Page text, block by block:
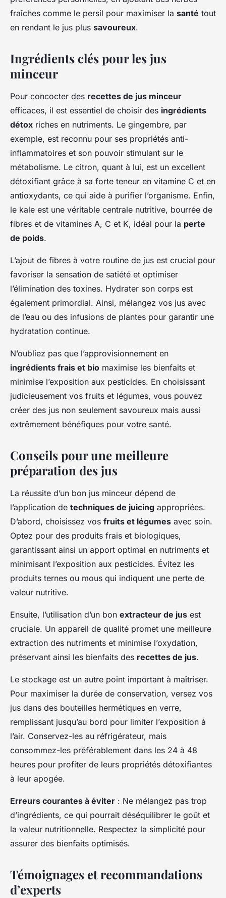
fraîches comme le persil pour maximiser la santé tout
en rendant le jus plus savoureux.
Ingrédients clés pour les jus
minceur
Pour concocter des recettes de jus minceur
efficaces, il est essentiel de choisir des ingrédients
détox riches en nutriments. Le gingembre, par
exemple, est reconnu pour ses propriétés anti-
inflammatoires et son pouvoir stimulant sur le
métabolisme. Le citron, quant à lui, est un excellent
détoxifiant grâce à sa forte teneur en vitamine C et en
antioxydants, ce qui aide à purifier l’organisme. Enfin,
le kale est une véritable centrale nutritive, bourrée de
fibres et de vitamines A, C et K, idéal pour la perte
de poids.
L’ajout de fibres à votre routine de jus est crucial pour
favoriser la sensation de satiété et optimiser
l’élimination des toxines. Hydrater son corps est
également primordial. Ainsi, mélangez vos jus avec
de l’eau ou des infusions de plantes pour garantir une
hydratation continue.
N’oubliez pas que l’approvisionnement en
ingrédients frais et bio maximise les bienfaits et
minimise l’exposition aux pesticides. En choisissant
judicieusement vos fruits et légumes, vous pouvez
créer des jus non seulement savoureux mais aussi
extrêmement bénéfiques pour votre santé.
Conseils pour une meilleure
préparation des jus
La réussite d’un bon jus minceur dépend de
l’application de techniques de juicing appropriées.
D’abord, choisissez vos fruits et légumes avec soin.
Optez pour des produits frais et biologiques,
garantissant ainsi un apport optimal en nutriments et
minimisant l’exposition aux pesticides. Évitez les
produits ternes ou mous qui indiquent une perte de
valeur nutritive.
Ensuite, l’utilisation d’un bon extracteur de jus est
cruciale. Un appareil de qualité promet une meilleure
extraction des nutriments et minimise l’oxydation,
préservant ainsi les bienfaits des recettes de jus.
Le stockage est un autre point important à maîtriser.
Pour maximiser la durée de conservation, versez vos
jus dans des bouteilles hermétiques en verre,
remplissant jusqu’au bord pour limiter l’exposition à
l’air. Conservez-les au réfrigérateur, mais
consommez-les préférablement dans les 24 à 48
heures pour profiter de leurs propriétés détoxifiantes
à leur apogée.
Erreurs courantes à éviter : Ne mélangez pas trop
d’ingrédients, ce qui pourrait déséquilibrer le goût et
la valeur nutritionnelle. Respectez la simplicité pour
assurer des bienfaits optimisés.
Témoignages et recommandations
d’experts